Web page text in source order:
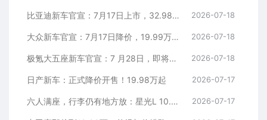
比亚迪新车官宣：7月17日上市，32.98万元 2026-07-18
大众新车官宣：7月17日降价，19.99万元起 2026-07-18
极氪大五座新车官宣：7 月28日，即将上市 2026-07-18
日产新车：正式降价开售！19.98万起 2026-07-17
六人满座，行李仍有地方放：星光L 10.98万元起 2026-07-17